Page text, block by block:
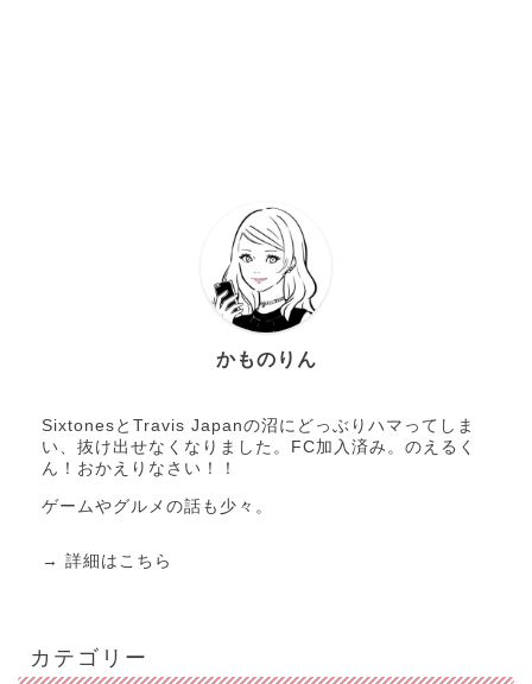
かものりん
SixtonesとTravis Japanの沼にどっぶりハマってしま
い、抜け出せなくなりました。FC加入済み。のえるく
ん！おかえりなさい！！
ゲームやグルメの話も少々。
→ 詳細はこちら
カテゴリー